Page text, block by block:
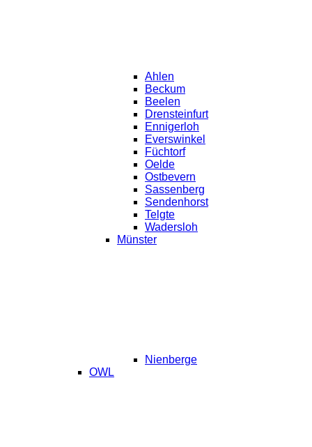
Ahlen
Beckum
Beelen
Drensteinfurt
Ennigerloh
Everswinkel
Füchtorf
Oelde
Ostbevern
Sassenberg
Sendenhorst
Telgte
Wadersloh
Münster
Nienberge
OWL